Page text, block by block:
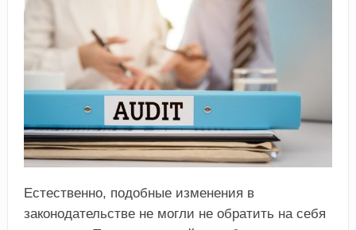
Естественно, подобные изменения в
законодательстве не могли не обратить на себя